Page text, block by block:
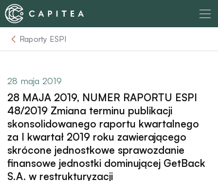
Skip
to
content
O nas
Dla Wierzyciela
Relacje Inwestorskie
Dla Dłużnika
Komunikaty
Raporty ESPI
28 maja 2019
28 MAJA 2019, NUMER RAPORTU ESPI
48/2019 Zmiana terminu publikacji
skonsolidowanego raportu kwartalnego
za I kwartał 2019 roku zawierającego
skrócone jednostkowe sprawozdanie
finansowe jednostki dominującej GetBack
S.A. w restrukturyzacji